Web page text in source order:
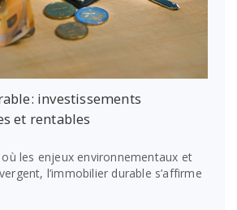
investissements
et rentables
les enjeux environnementaux et
l’immobilier durable s’affirme